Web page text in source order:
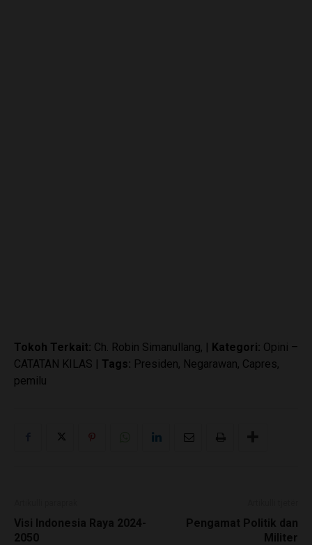
Tokoh Terkait: Ch. Robin Simanullang, | Kategori: Opini –
CATATAN KILAS | Tags: Presiden, Negarawan, Capres,
pemilu
Visi Indonesia Raya 2024-
2050
Pengamat Politik dan
Militer